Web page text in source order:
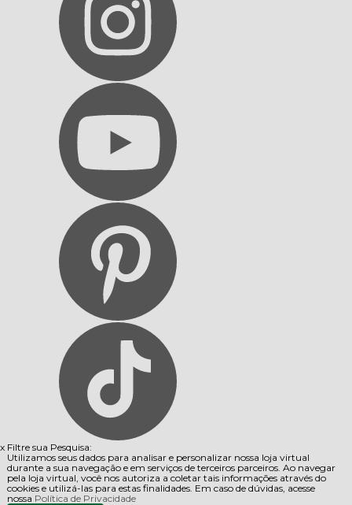
x Filtre sua Pesquisa:
Utilizamos seus dados para analisar e personalizar nossa loja virtual
durante a sua navegação e em serviços de terceiros parceiros. Ao navegar
pela loja virtual, você nos autoriza a coletar tais informações através do
cookies e utilizá-las para estas finalidades. Em caso de dúvidas, acesse
nossa Política de Privacidade